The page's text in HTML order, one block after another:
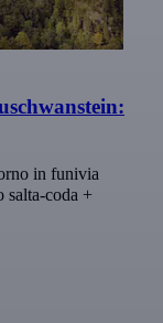
in funivia
salta-coda +